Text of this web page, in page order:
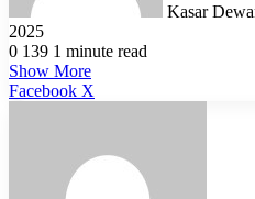
Kasar
2025
0 139 1 minute read
Show More
Facebook X